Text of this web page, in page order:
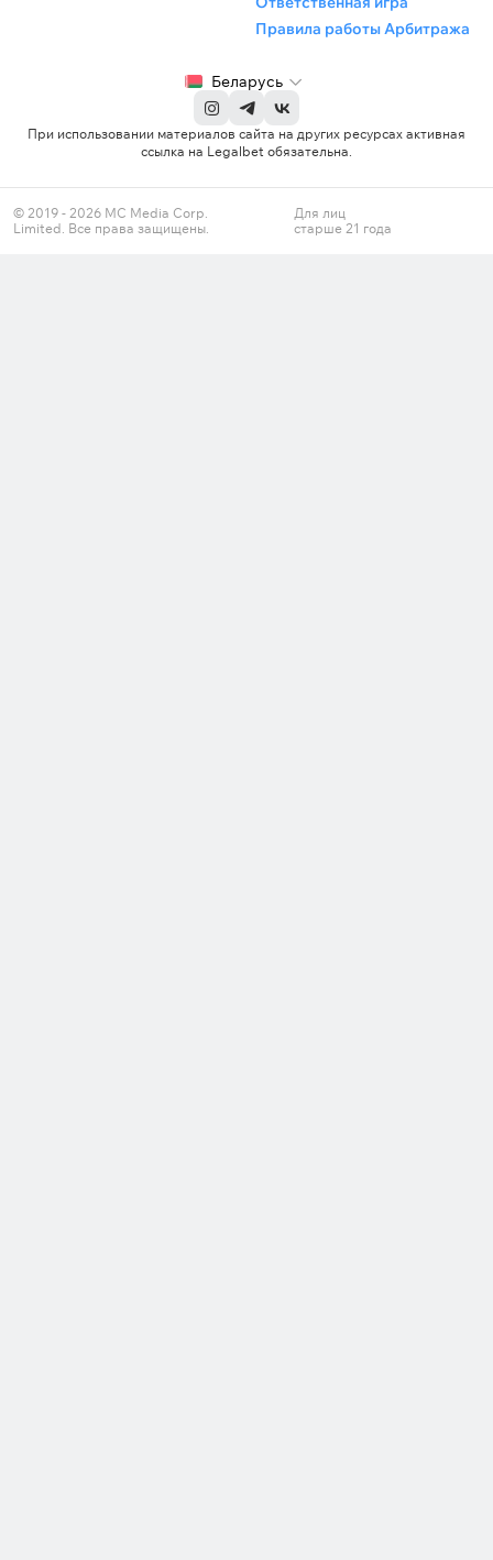
Правила работы Арбитража
Беларусь
При использовании материалов сайта на других ресурсах активная
ссылка на Legalbet обязательна.
© 2019 - 2026 MC Media Corp.
Limited. Все права защищены.
Для лиц
старше 21 года